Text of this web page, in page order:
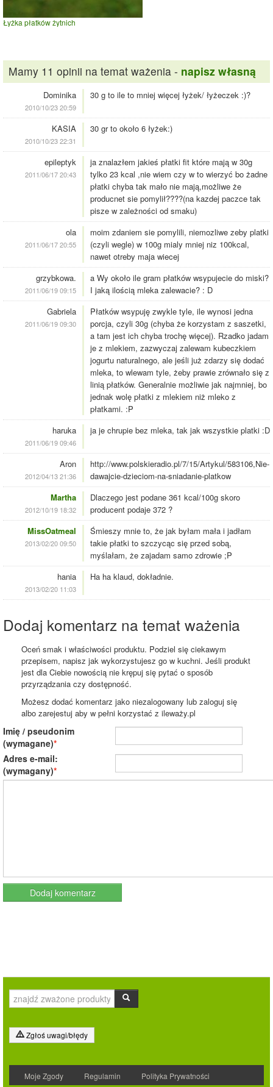
Łyżka płatków żytnich
Mamy 11 opinii na temat ważenia - napisz własną
Dominika
2010/10/23 20:59
30 g to ile to mniej więcej łyżek/ łyżeczek :)?
KASIA
2010/10/23 22:31
30 gr to około 6 łyżek:)
epileptyk
2011/06/17 20:43
ja znalazłem jakieś płatki fit które mają w 30g
tylko 23 kcal ,nie wiem czy w to wierzyć bo żadne
płatki chyba tak mało nie mają,możliwe że
producnet sie pomylił????(na kazdej paczce tak
pisze w zależności od smaku)
ola
2011/06/17 20:55
moim zdaniem sie pomylili, niemozliwe zeby platki
(czyli wegle) w 100g mialy mniej niz 100kcal,
nawet otreby maja wiecej
grzybkowa.
2011/06/19 09:15
a Wy około ile gram płatków wsypujecie do miski?
I jaką ilością mleka zalewacie? : D
Gabriela
2011/06/19 09:30
Płatków wsypuję zwykle tyle, ile wynosi jedna
porcja, czyli 30g (chyba że korzystam z saszetki,
a tam jest ich chyba trochę więcej). Rzadko jadam
je z mlekiem, zazwyczaj zalewam kubeczkiem
jogurtu naturalnego, ale jeśli już zdarzy się dodać
mleka, to wlewam tyle, żeby prawie zrównało się z
linią płatków. Generalnie możliwie jak najmniej, bo
jednak wolę płatki z mlekiem niż mleko z
płatkami. :P
haruka
2011/06/19 09:46
ja je chrupie bez mleka, tak jak wszystkie platki :D
Aron
2012/04/13 21:36
http://www.polskieradio.pl/7/15/Artykul/583106,Nie-
dawajcie-dzieciom-na-sniadanie-platkow
Martha
2012/10/19 18:32
Dlaczego jest podane 361 kcal/100g skoro
producent podaje 372 ?
MissOatmeal
2013/02/20 09:50
Śmieszy mnie to, że jak byłam mała i jadłam
takie płatki to szczycąc się przed sobą,
myślałam, że zajadam samo zdrowie ;P
hania
2013/02/20 11:03
Ha ha klaud, dokładnie.
Dodaj komentarz na temat ważenia
Oceń smak i właściwości produktu. Podziel się ciekawym
przepisem, napisz jak wykorzystujesz go w kuchni. Jeśli produkt
jest dla Ciebie nowością nie krępuj się pytać o sposób
przyrządzania czy dostępność.
Możesz dodać komentarz jako niezalogowany lub zaloguj się
albo zarejestuj aby w pełni korzystać z ileważy.pl
Imię / pseudonim
(wymagane)
Adres e-mail:
(wymagany)
Zgłoś uwagi/błędy
Moje Zgody Regulamin Polityka Prywatności